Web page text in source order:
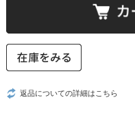
返品についての詳細はこちら